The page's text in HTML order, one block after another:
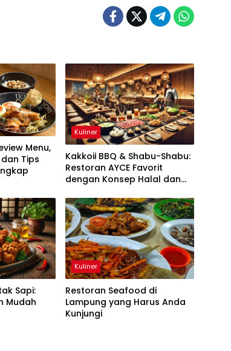
Menu,
Tips
Kuliner
Kakkoii BBQ & Shabu-Shabu:
Restoran AYCE Favorit
dengan Konsep Halal dan
Sapi:
Mudah
Kuliner
Restoran Seafood di
Lampung yang Harus Anda
Kunjungi